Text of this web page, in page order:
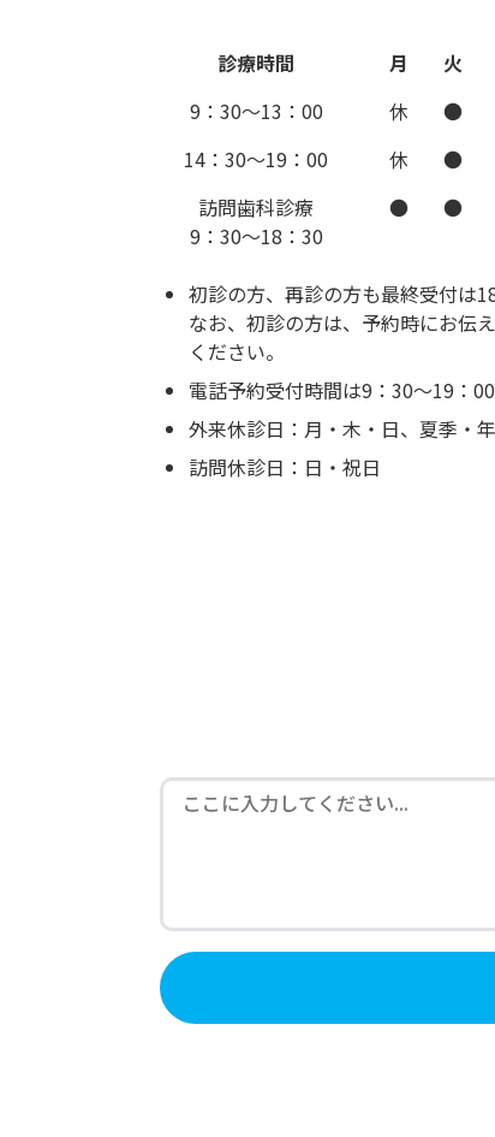
診療時間 月 火
9：30～13：00
休 ●
14：30～19：00
休 ●
訪問歯科診療
9：30～18：30
● ●
初診の方、再診の方も最終受付は
なお、初診の方は、予約時にお伝
ください。
電話予約受付時間は9：30～19：00
外来休診日：月・木・日、夏季・
訪問休診日：日・祝日